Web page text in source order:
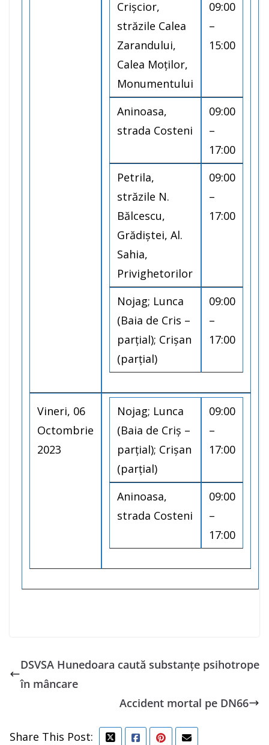
Crișcior,
străzile Calea
Zarandului,
Calea Moților,
Monumentului
09:00
–
15:00
Aninoasa,
strada Costeni
09:00
–
17:00
Petrila,
străzile N.
Bălcescu,
Grădiștei, Al.
Sahia,
Privighetorilor
09:00
–
17:00
Nojag; Lunca
(Baia de Cris –
parțial); Crișan
(parțial)
09:00
–
17:00
Vineri, 06
Octombrie
2023
Nojag; Lunca
(Baia de Criș –
parțial); Crișan
(parțial)
09:00
–
17:00
Aninoasa,
strada Costeni
09:00
–
17:00
DSVSA Hunedoara caută substanțe psihotrope
în mâncare
Accident mortal pe DN66
Share This Post: